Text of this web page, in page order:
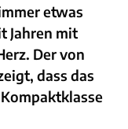
etwas
Jahren mit
Der von
dass das